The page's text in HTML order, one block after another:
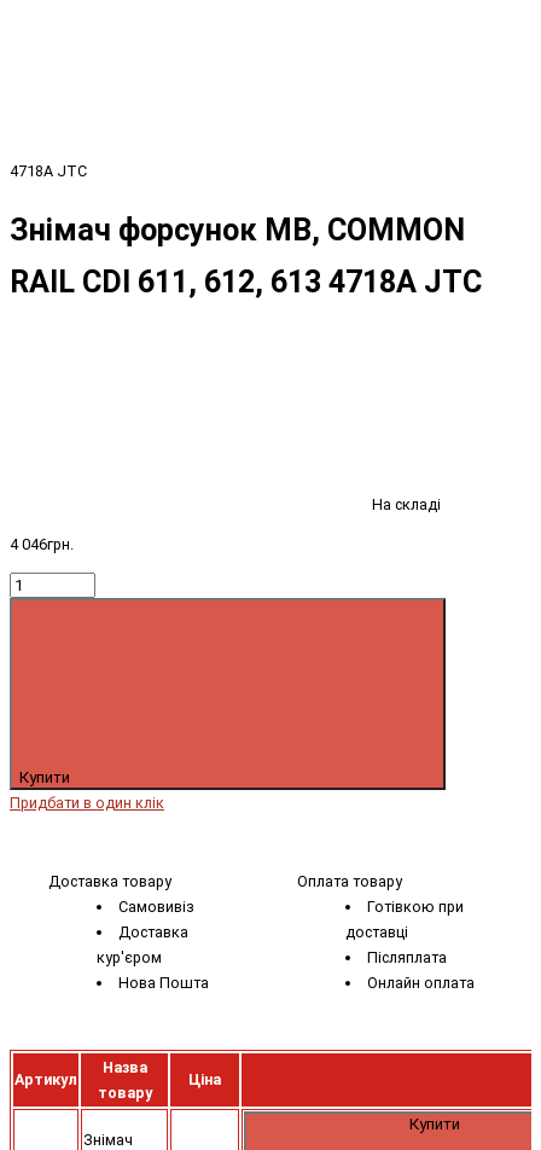
4718A JTC
Знімач форсунок MB, COMMON
RAIL CDI 611, 612, 613 4718A JTC
На складі
4 046грн.
Купити
Придбати в один клік
Доставка товару
Самовивіз
Доставка
кур'єром
Нова Пошта
Оплата товару
Готівкою при
доставці
Післяплата
Онлайн оплата
Артикул
Назва
товару
Ціна
Знімач
Купити